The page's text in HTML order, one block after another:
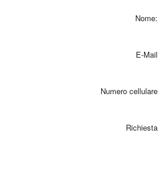
Nome:
E-Mail
Numero cellulare
Richiesta